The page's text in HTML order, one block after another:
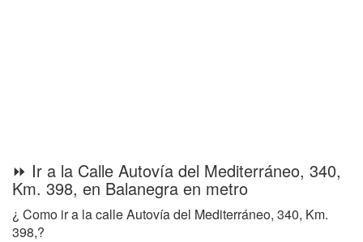
⏩ Ir a la Calle Autovía del Mediterráneo, 340,
Km. 398, en Balanegra en metro
¿ Como ir a la calle Autovía del Mediterráneo, 340, Km.
398,?